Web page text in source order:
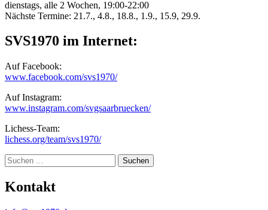
dienstags, alle 2 Wochen, 19:00-22:00
Nächste Termine: 21.7., 4.8., 18.8., 1.9., 15.9, 29.9.
SVS1970 im Internet:
Auf Facebook:
www.facebook.com/svs1970/
Auf Instagram:
www.instagram.com/svgsaarbruecken/
Lichess-Team:
lichess.org/team/svs1970/
Suche
Kontakt